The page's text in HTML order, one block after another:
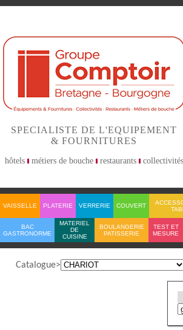
SPECIALISTE DE L'EQUIPEMENT
& FOURNITURES
hôtels métiers de bouche restaurants collectivités
VAISSELLE PLATERIE VERRERIE COUVERT
BAC
GASTRONORME
MATERIEL
DE
CUISINE
BOULANGERIE
PATISSERIE
TEST ET
MESURE
Catalogue